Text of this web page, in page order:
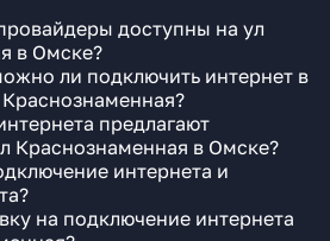
доступны на ул
в Омске?
ли подключить интернет в
предлагают
Краснознаменная в Омске?
интернета и
на подключение интернета